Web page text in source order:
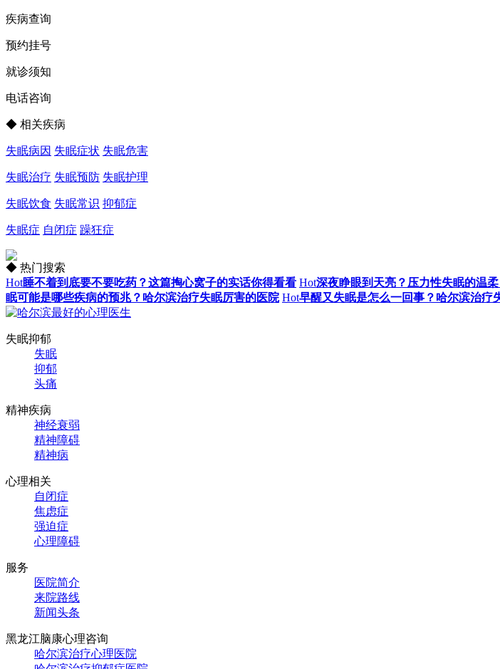
疾病查询
预约挂号
就诊须知
电话咨询
◆ 相关疾病
失眠病因 失眠症状 失眠危害
失眠治疗 失眠预防 失眠护理
失眠饮食 失眠常识 抑郁症
失眠症 自闭症 躁狂症
◆ 热门搜索
Hot睡不着到底要不要吃药？这篇掏心窝子的实话你得看看 Hot深夜睁眼到天亮？压力性失眠的温
眠可能是哪些疾病的预兆？哈尔滨治疗失眠厉害的医院 Hot早醒又失眠是怎么一回事？哈尔滨治疗
失眠抑郁
失眠
抑郁
头痛
精神疾病
神经衰弱
精神障碍
精神病
心理相关
自闭症
焦虑症
强迫症
心理障碍
服务
医院简介
来院路线
新闻头条
黑龙江脑康心理咨询
哈尔滨治疗心理医院